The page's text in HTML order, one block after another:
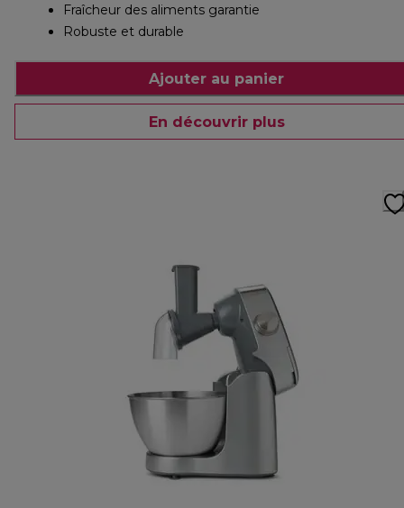
Fraîcheur des aliments garantie
Robuste et durable
Ajouter au panier
En découvrir plus